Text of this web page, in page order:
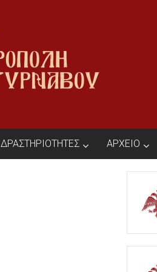
ΔΡΑΣΤΗΡΙΟΤΗΤΕΣ ΑΡΧΕΙΟ